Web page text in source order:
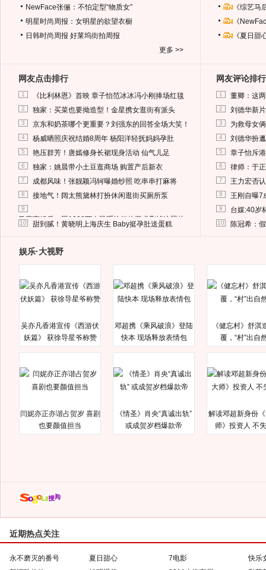
NewFace张俪：不怕定型“物质女”
明星时尚周报：女明星的欲望衣橱
日韩时尚周报 好莱坞街拍周报
更多 >>
《综艺
《
《夏日
网友点击排行
1 《比利林恩》首映 章子怡范冰冰冯小刚捧场红毯
2 独家：买菜也要拗造型！金星携女逛街有派头
3 京东和奶茶哪个更重要？刘强东的回答全场大笑！
4 杨威晒照庆祝结婚8周年 杨阳洋轻抚妈妈孕肚
5 艳压群芳！唐嫣修身长裙现身活动 仙气儿足
6 独家：姚晨带小土豆逛商场 购置产后新衣
7 成都风味！张靓颖冯轲曝婚纱照 吃串串打麻将
8 接地气！阔太熊黛林打扮休闲逛街买厕所泵
9
马蓉离婚后，砸1000万人民币给媒体要求删掉这照片
10 甜到腻！黄晓明上海庆生 Baby挺孕肚送蛋糕
网友评论排行
1 董卿：这
2 刘德华新
3 为救母女
4 刘德华扮
5 章子怡斥
6 律师：于
7 王力宏否
8 王刚自曝7
9 台媒:40岁
10 陈冠希：
娱乐·大视野
吴亦凡香港宣传《西游伏
妖篇》 获徐导星爷称赞
邓超携《乘风破浪》登陆
快本 现场释放表情包
《健忘村》舒淇
覆，“村”出自
闫妮亦正亦谐占贺岁 喜剧
也要颜值担当
《情圣》肖央“真诚出轨”
或成贺岁档爆款帝
解读邓超新身份
师》投资人 不
近期热点关注
永不磨灭的番号 夏日甜心 7电影
快乐